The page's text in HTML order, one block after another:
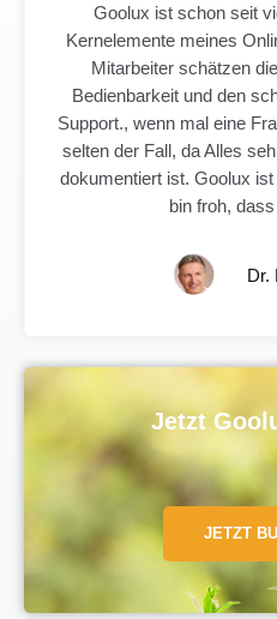
Goolux ist schon seit
Kernelemente meines
Mitarbeiter schätzen
Bedienbarkeit und den
Support., wenn mal eine
selten der Fall, da Alles
dokumentiert ist. Goolux
bin froh,
Dr.
Jetzt
JETZT